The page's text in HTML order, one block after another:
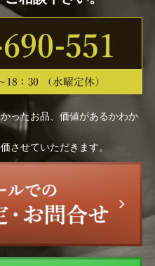
ったお品、価値があるかわか
させていただきます。